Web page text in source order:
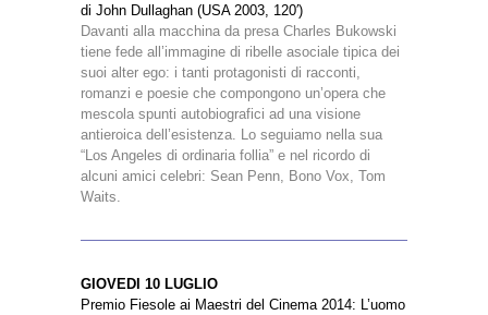
di John Dullaghan (USA 2003, 120′)
Davanti alla macchina da presa Charles Bukowski
tiene fede all’immagine di ribelle asociale tipica dei
suoi alter ego: i tanti protagonisti di racconti,
romanzi e poesie che compongono un’opera che
mescola spunti autobiografici ad una visione
antieroica dell’esistenza. Lo seguiamo nella sua
“Los Angeles di ordinaria follia” e nel ricordo di
alcuni amici celebri: Sean Penn, Bono Vox, Tom
Waits.
GIOVEDI 10 LUGLIO
Premio Fiesole ai Maestri del Cinema 2014: L’uomo